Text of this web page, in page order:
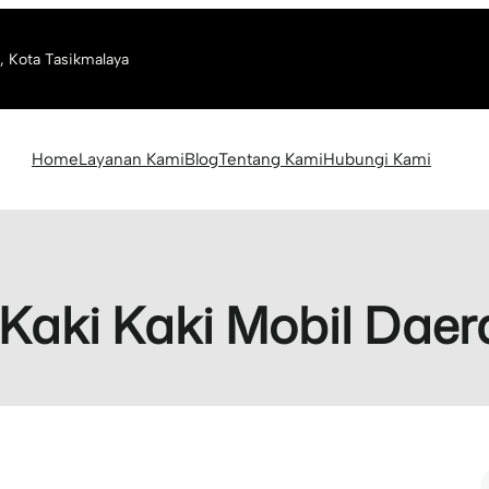
Kota Tasikmalaya
HomeLayanan KamiBlogTentang KamiHubungi Kami
Kaki Mobil